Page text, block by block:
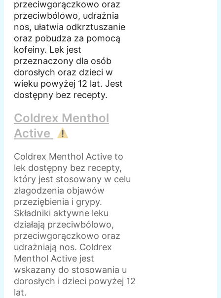
przeciwgorączkowo oraz
przeciwbólowo, udrażnia
nos, ułatwia odkrztuszanie
oraz pobudza za pomocą
kofeiny. Lek jest
przeznaczony dla osób
dorosłych oraz dzieci w
wieku powyżej 12 lat. Jest
dostępny bez recepty.
Coldrex Menthol
Active
Coldrex Menthol Active to
lek dostępny bez recepty,
który jest stosowany w celu
złagodzenia objawów
przeziębienia i grypy.
Składniki aktywne leku
działają przeciwbólowo,
przeciwgorączkowo oraz
udrażniają nos. Coldrex
Menthol Active jest
wskazany do stosowania u
dorosłych i dzieci powyżej 12
lat.